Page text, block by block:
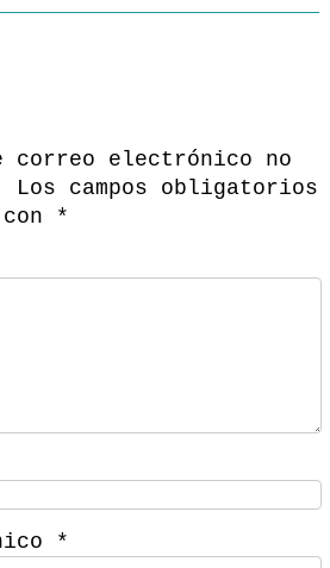
correo electrónico no
Los campos obligatorios
*
*